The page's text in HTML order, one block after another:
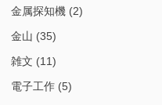
金属探知機 (2)
金山 (35)
雑文 (11)
電子工作 (5)